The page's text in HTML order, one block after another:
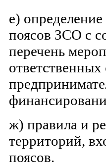
е) определение
поясов ЗСО с
перечень
ж) правила и
территорий,
поясов.